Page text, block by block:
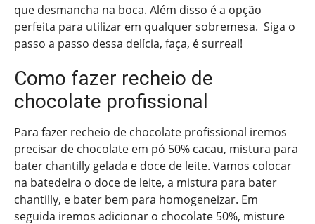
que desmancha na boca. Além disso é a opção
perfeita para utilizar em qualquer sobremesa. Siga o
passo a passo dessa delícia, faça, é surreal!
Como fazer recheio de
chocolate profissional
Para fazer recheio de chocolate profissional iremos
precisar de chocolate em pó 50% cacau, mistura para
bater chantilly gelada e doce de leite. Vamos colocar
na batedeira o doce de leite, a mistura para bater
chantilly, e bater bem para homogeneizar. Em
seguida iremos adicionar o chocolate 50%, misture